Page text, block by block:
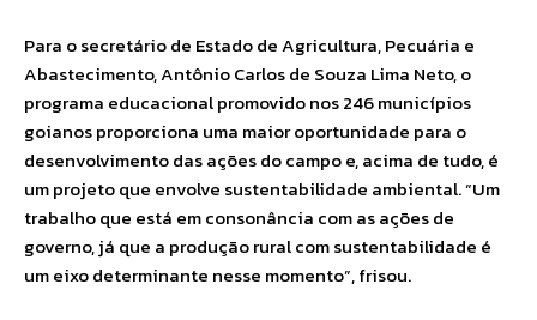
Para o secretário de Estado de Agricultura, Pecuária e
Abastecimento, Antônio Carlos de Souza Lima Neto, o
programa educacional promovido nos 246 municípios
goianos proporciona uma maior oportunidade para o
desenvolvimento das ações do campo e, acima de tudo, é
um projeto que envolve sustentabilidade ambiental. “Um
trabalho que está em consonância com as ações de
governo, já que a produção rural com sustentabilidade é
um eixo determinante nesse momento”, frisou.